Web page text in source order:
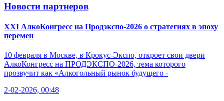
Новости партнеров
XXI АлкоКонгресс на Продэкспо-2026 о стратегиях в эпоху
перемен
10 февраля в Москве, в Крокус-Экспо, откроет свои двери
АлкоКонгресс на ПРОДЭКСПО-2026, тема которого
прозвучит как «Алкогольный рынок будущего -
2-02-2026, 00:48